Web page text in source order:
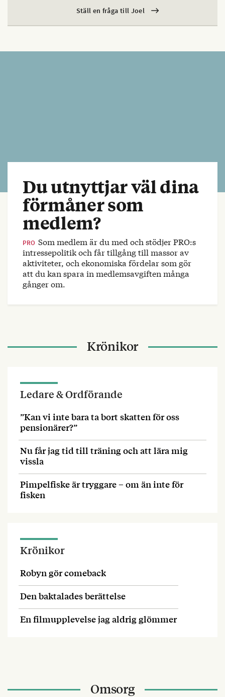
Ställ en fråga till Joel
Du utnyttjar väl dina
förmåner som
medlem?
PRO Som medlem är du med och stödjer PRO:s
intressepolitik och får tillgång till massor av
aktiviteter, och ekonomiska fördelar som gör
att du kan spara in medlemsavgiften många
gånger om.
Krönikor
Ledare & Ordförande
”Kan vi inte bara ta bort skatten för oss
pensionärer?”
Nu får jag tid till träning och att lära mig
vissla
Pimpelfiske är tryggare – om än inte för
fisken
Krönikor
Robyn gör comeback
Den baktalades berättelse
En filmupplevelse jag aldrig glömmer
Omsorg